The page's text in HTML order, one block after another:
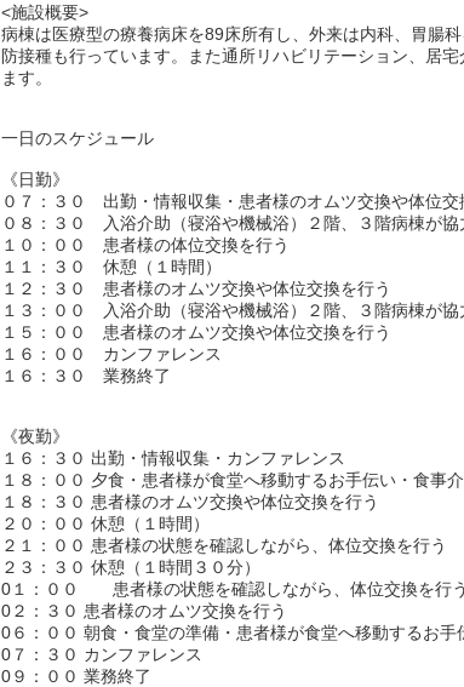
<施設概要>
病棟は医療型の療養病床を89床所有し、外来は内科、胃腸
防接種も行っています。また通所リハビリテーション、居
ます。
一日のスケジュール
《日勤》
０７：３０ 出勤・情報収集・患者様のオムツ交換や体位交
０８：３０ 入浴介助（寝浴や機械浴）２階、３階病棟が協
１０：００ 患者様の体位交換を行う
１１：３０ 休憩（１時間）
１２：３０ 患者様のオムツ交換や体位交換を行う
１３：００ 入浴介助（寝浴や機械浴）２階、３階病棟が協
１５：００ 患者様のオムツ交換や体位交換を行う
１６：００ カンファレンス
１６：３０ 業務終了
《夜勤》
１６：３０ 出勤・情報収集・カンファレンス
１８：００ 夕食・患者様が食堂へ移動するお手伝い・食事
１８：３０ 患者様のオムツ交換や体位交換を行う
２０：００ 休憩（１時間）
２１：００ 患者様の状態を確認しながら、体位交換を行う
２３：３０ 休憩（１時間３０分）
0１：００ 患者様の状態を確認しながら、体位交換を行う
0２：３０ 患者様のオムツ交換を行う
0６：００ 朝食・食堂の準備・患者様が食堂へ移動するお手
0７：３０ カンファレンス
0９：００ 業務終了